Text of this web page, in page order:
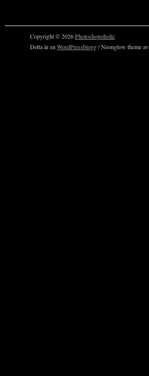
Copyright © 2026Photoshopoholic
Detta är en WordPressblogg/ Neonglow theme av